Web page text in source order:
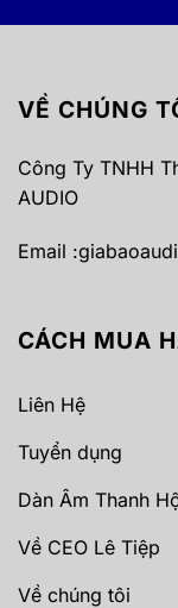
VỀ CHÚNG
Công Ty TNHH
AUDIO
Email :
CÁCH MUA
Liên Hệ
Tuyển dụng
Dàn Âm Thanh
Về CEO Lê Tiệp
Về chúng tôi